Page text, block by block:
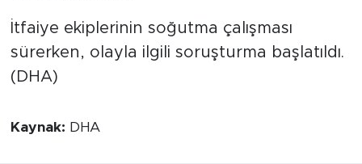
İtfaiye ekiplerinin soğutma çalışması
sürerken, olayla ilgili soruşturma başlatıldı.
(DHA)
Kaynak: DHA